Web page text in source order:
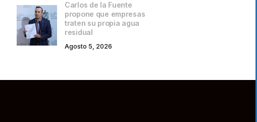
Carlos de la Fuente
propone que empresas
traten su propia agua
residual
Agosto 5, 2026